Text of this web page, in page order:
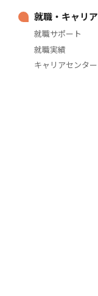
就職・キャリア
就職サポート
就職実績
キャリアセンター